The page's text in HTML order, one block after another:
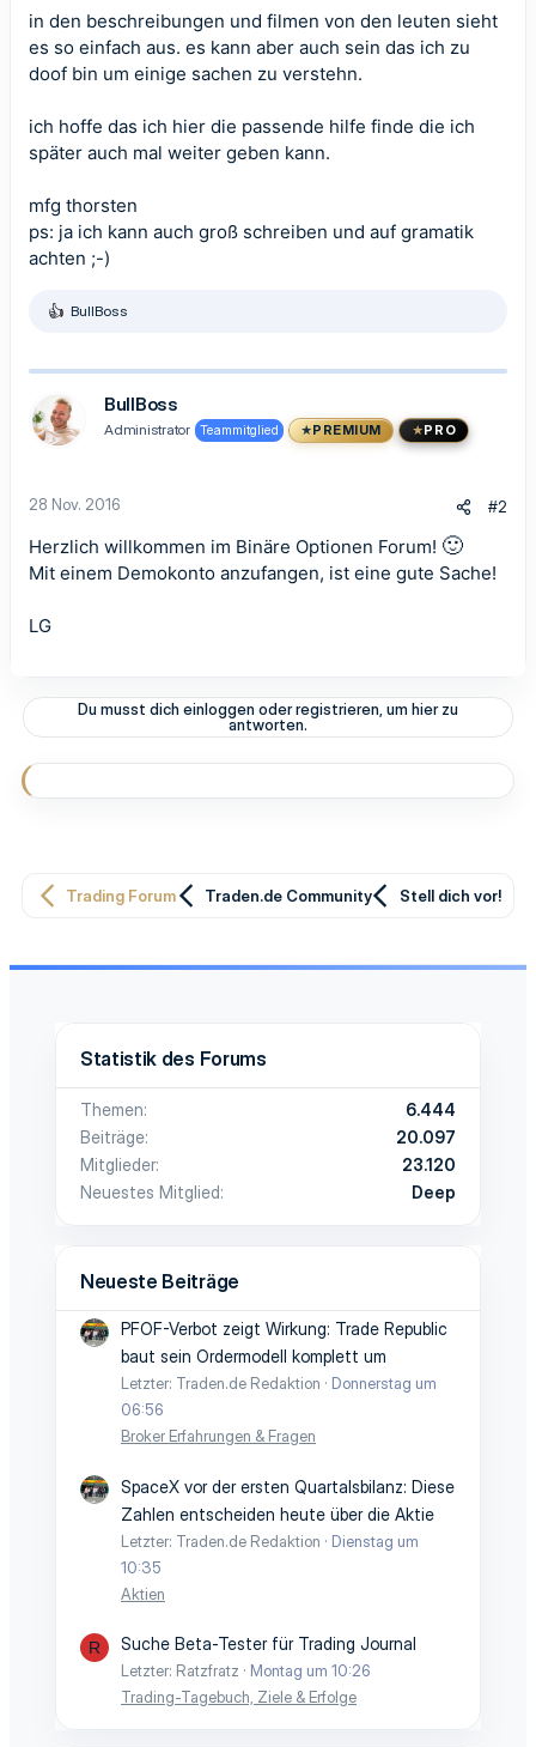
in den beschreibungen und filmen von den leuten sieht
es so einfach aus. es kann aber auch sein das ich zu
doof bin um einige sachen zu verstehn.
ich hoffe das ich hier die passende hilfe finde die ich
später auch mal weiter geben kann.
mfg thorsten
ps: ja ich kann auch groß schreiben und auf gramatik
achten ;-)
R
k
o
:
BullBoss
BullBoss
Administrator Teammitglied PREMIUM PRO
28 Nov. 2016 #2
Herzlich willkommen im Binäre Optionen Forum! 🙂
Mit einem Demokonto anzufangen, ist eine gute Sache!
LG
Du musst dich einloggen oder registrieren, um hier zu
antworten.
Trading Forum Traden.de Community Stell dich vor!
Statistik des Forums
Themen
6.444
Beiträge
20.097
Mitglieder
23.120
Neuestes Mitglied
Deep
Neueste Beiträge
PFOF-Verbot zeigt Wirkung: Trade Republic
baut sein Ordermodell komplett um
Letzter: Traden.de Redaktion
Donnerstag um
06:56
Broker Erfahrungen & Fragen
SpaceX vor der ersten Quartalsbilanz: Diese
Zahlen entscheiden heute über die Aktie
Letzter: Traden.de Redaktion
Dienstag um
10:35
Aktien
R Suche Beta-Tester für Trading Journal
Letzter: Ratzfratz
Montag um 10:26
Trading-Tagebuch, Ziele & Erfolge